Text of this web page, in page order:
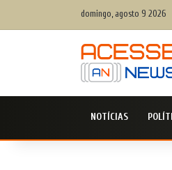
domingo, agosto 9 2026
NOTÍCIAS